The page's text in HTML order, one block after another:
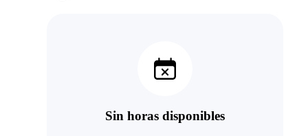
Sin horas disponibles